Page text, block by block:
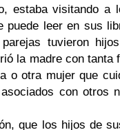
estaba visitando a
puede leer en sus
tuvieron
la madre con tanta
o otra mujer que
con otros
que los hijos de